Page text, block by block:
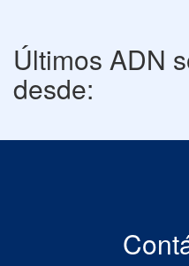
Últimos ADN
desde: